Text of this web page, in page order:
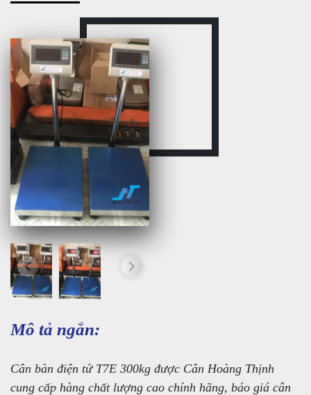
Mô tả ngắn:
Cân bàn điện tử T7E 300kg được Cân Hoàng Thịnh
cung cấp hàng chất lượng cao chính hãng, báo giá cân